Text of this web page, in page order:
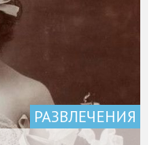
РАЗВЛЕЧЕНИЯ